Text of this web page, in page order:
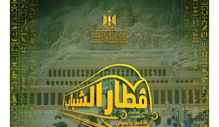
التعليم
الصحه
الطقس
معلومه قانونيه
تكنولوجيا المعلومات
حوادث وقضايا